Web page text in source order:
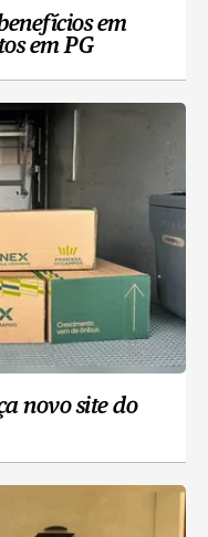
em
em PG
novo site do